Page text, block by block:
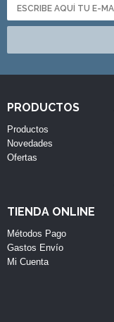
PRODUCTOS
Productos
Novedades
Ofertas
TIENDA ONLINE
Métodos Pago
Gastos Envío
Mi Cuenta